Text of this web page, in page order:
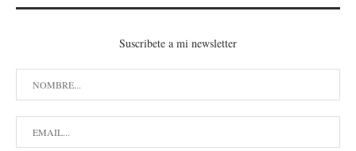
Suscribete a mi newsletter